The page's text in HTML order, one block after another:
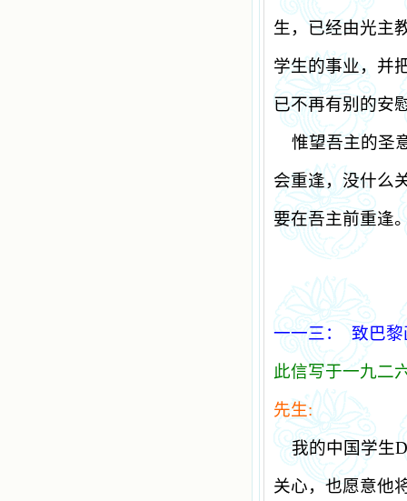
生，已经由光主
学生的事业，并
已不再有别的安
惟望吾主的圣
会重逢，没什么
要在吾主前重
一一三：
致巴
此信写于一九二
先生:
我的中国学生
关心，也愿意他